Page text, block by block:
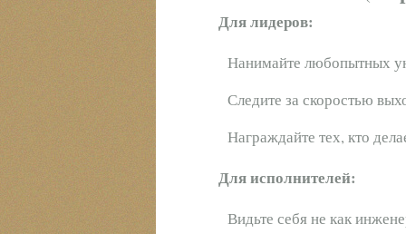
Для лидеров:
Нанимайте любопытных
Следите за скоростью
Награждайте тех, кто
Для исполнителей:
Видьте себя не как